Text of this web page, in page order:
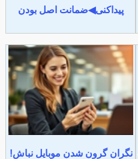
پیداکنی◀ضمانت اصل بودن
نگران گرون شدن موبایل نباش!